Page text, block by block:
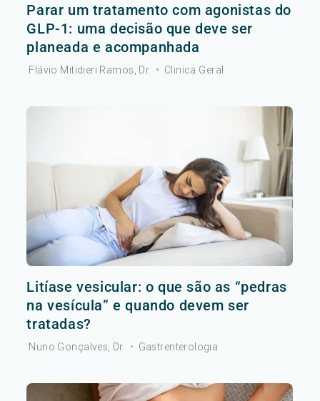
Parar um tratamento com agonistas do
GLP-1: uma decisão que deve ser
planeada e acompanhada
Flávio Mitidieri Ramos, Dr. • Clinica Geral
Litíase vesicular: o que são as “pedras
na vesícula” e quando devem ser
tratadas?
Nuno Gonçalves, Dr. • Gastrenterologia